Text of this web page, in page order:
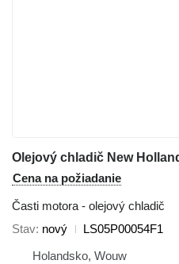
Cena na požiadanie
Časti motora - olejový chladič
Stav nový
LS05P00054F1
Holandsko, Wouw